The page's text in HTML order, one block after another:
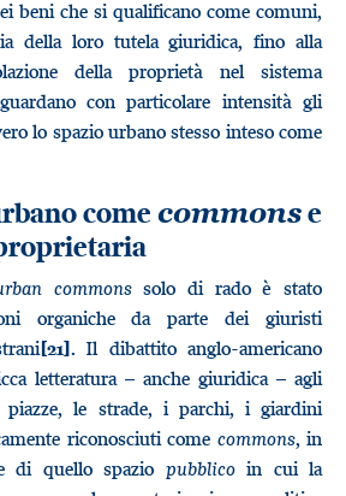
beni che si qualificano come comuni,
della loro tutela giuridica, fino alla
della proprietà nel sistema
con particolare intensità gli
lo spazio urbano stesso inteso come
come commonse
commonssolo di rado è stato
organiche da parte dei giuristi
[21]. Il dibattito anglo-americano
letteratura – anche giuridica – agli
le strade, i parchi, i giardini
riconosciuti come commons, in
di quello spazio pubblicoin cui la